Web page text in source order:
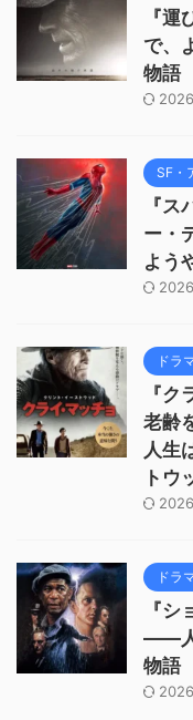
『
で、
物語
SF・
『
ー・
よう
ドラ
『
老齢
人生
トウ
ドラ
『
——人
物語